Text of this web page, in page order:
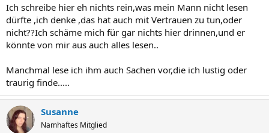
Ich schreibe hier eh nichts rein,was mein Mann nicht lesen
dürfte ,ich denke ,das hat auch mit Vertrauen zu tun,oder
nicht??Ich schäme mich für gar nichts hier drinnen,und er
könnte von mir aus auch alles lesen..
Manchmal lese ich ihm auch Sachen vor,die ich lustig oder
traurig finde.....
Susanne
Namhaftes Mitglied